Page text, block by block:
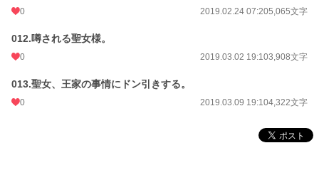
0 2019.02.24 07:205,065文字
012.噂される聖女様。
0 2019.03.02 19:103,908文字
013.聖女、王家の事情にドン引きする。
0 2019.03.09 19:104,322文字